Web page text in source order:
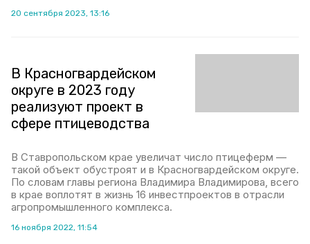
20 сентября 2023, 13:16
В Красногвардейском
округе в 2023 году
реализуют проект в
сфере птицеводства
В Ставропольском крае увеличат число птицеферм —
такой объект обустроят и в Красногвардейском округе.
По словам главы региона Владимира Владимирова, всего
в крае воплотят в жизнь 16 инвестпроектов в отрасли
агропромышленного комплекса.
16 ноября 2022, 11:54